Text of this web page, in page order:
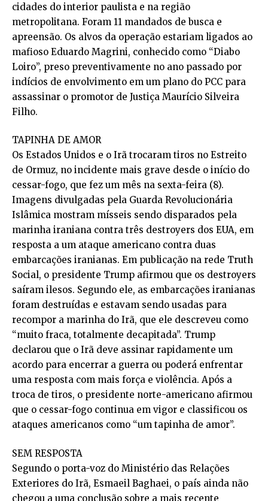
cidades do interior paulista e na região
metropolitana. Foram 11 mandados de busca e
apreensão. Os alvos da operação estariam ligados ao
mafioso Eduardo Magrini, conhecido como “Diabo
Loiro”, preso preventivamente no ano passado por
indícios de envolvimento em um plano do PCC para
assassinar o promotor de Justiça Maurício Silveira
Filho.
TAPINHA DE AMOR
Os Estados Unidos e o Irã trocaram tiros no Estreito
de Ormuz, no incidente mais grave desde o início do
cessar-fogo, que fez um mês na sexta-feira (8).
Imagens divulgadas pela Guarda Revolucionária
Islâmica mostram mísseis sendo disparados pela
marinha iraniana contra três destroyers dos EUA, em
resposta a um ataque americano contra duas
embarcações iranianas. Em publicação na rede Truth
Social, o presidente Trump afirmou que os destroyers
saíram ilesos. Segundo ele, as embarcações iranianas
foram destruídas e estavam sendo usadas para
recompor a marinha do Irã, que ele descreveu como
“muito fraca, totalmente decapitada”. Trump
declarou que o Irã deve assinar rapidamente um
acordo para encerrar a guerra ou poderá enfrentar
uma resposta com mais força e violência. Após a
troca de tiros, o presidente norte-americano afirmou
que o cessar-fogo continua em vigor e classificou os
ataques americanos como “um tapinha de amor”.
SEM RESPOSTA
Segundo o porta-voz do Ministério das Relações
Exteriores do Irã, Esmaeil Baghaei, o país ainda não
chegou a uma conclusão sobre a mais recente